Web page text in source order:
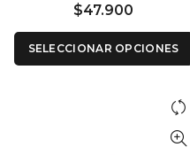
$47.900
SELECCIONAR OPCIONES